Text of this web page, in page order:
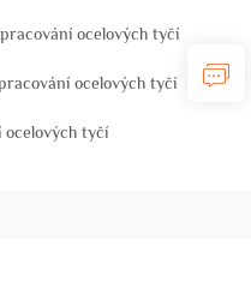
ocelových tyčí
ocelových tyčí
tyčí